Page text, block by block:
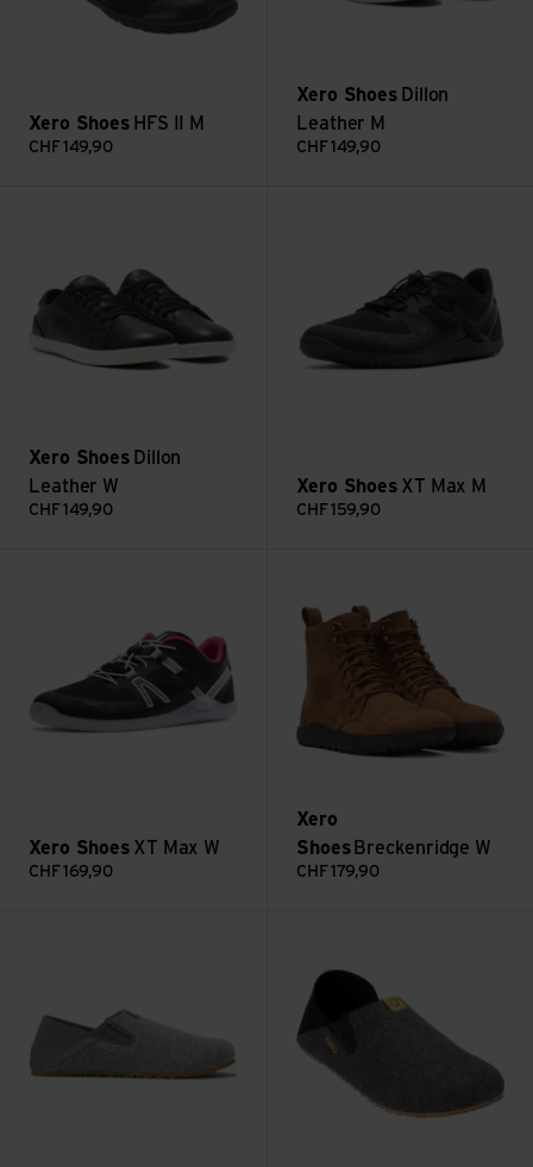
Xero Shoes HFS II M
CHF 149,90
Xero Shoes Dillon
Leather M
CHF 149,90
Xero Shoes Dillon
Leather W
CHF 149,90
Xero Shoes XT Max M
CHF 159,90
Xero Shoes XT Max W
CHF 169,90
Xero
Shoes Breckenridge W
CHF 179,90